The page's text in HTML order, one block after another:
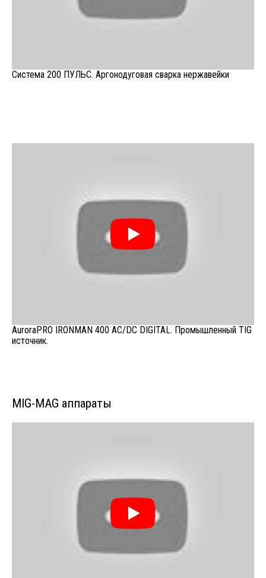
Система 200 ПУЛЬС. Аргонодуговая сварка нержавейки
AuroraPRO IRONMAN 400 AC/DC DIGITAL. Промышленный TIG
источник.
MIG-MAG аппараты